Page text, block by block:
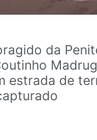
da
estrada de